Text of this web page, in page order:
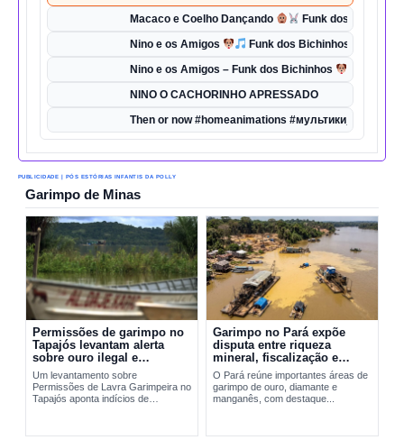
Macaco e Coelho Dançando Funk dos
Nino e os Amigos Funk dos Bichinhos | Dança
Nino e os Amigos – Funk dos Bichinhos
NINO O CACHORINHO APRESSADO
Then or now #homeanimations
PUBLICIDADE | PÓS ESTÓRIAS INFANTIS DA POLLY
Garimpo de Minas
Permissões de garimpo no
Tapajós levantam alerta
sobre ouro ilegal e
contaminação por mercúrio
Um levantamento sobre
Permissões de Lavra Garimpeira no
Tapajós aponta indícios de
amplia preocupações sobre...
Garimpo no Pará expõe
disputa entre riqueza
mineral, fiscalização e
riscos ambientais
O Pará reúne importantes áreas de
garimpo de ouro, diamante e
manganês, com destaque...